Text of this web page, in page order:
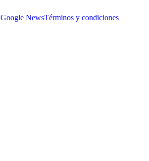
Google NewsTérminos y condiciones